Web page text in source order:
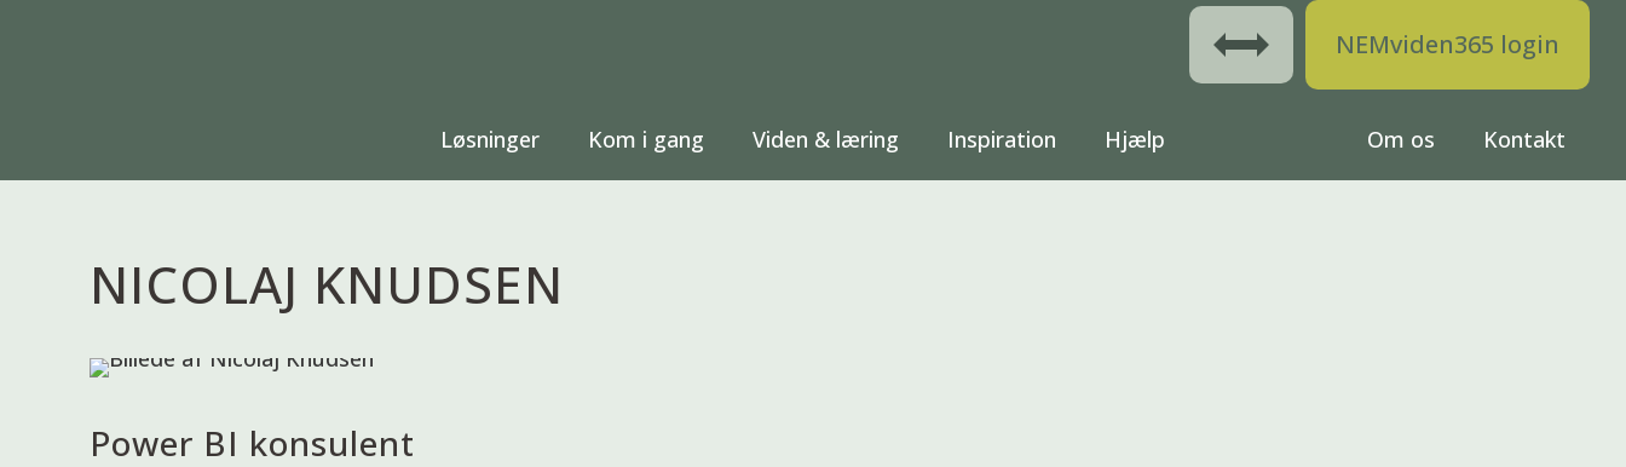
NEMviden365 login
Løsninger Kom i gang Viden & læring Inspiration Hjælp Om os Kontakt
NICOLAJ KNUDSEN
Power BI konsulent